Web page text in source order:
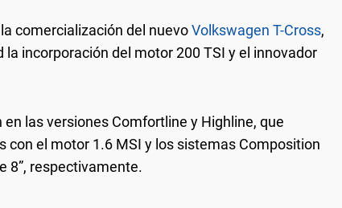
comercialización del nuevoVolkswagen T-Cross,
incorporación del motor 200 TSI y el innovador
las versiones Comfortline y Highline, que
con el motor 1.6 MSI y los sistemas Composition
8”, respectivamente.